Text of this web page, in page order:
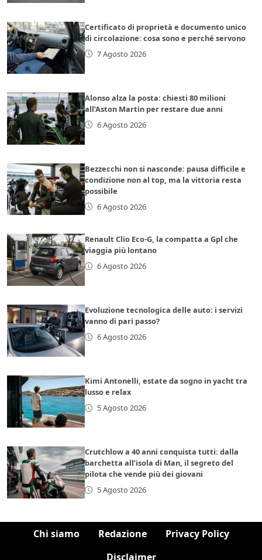
Certificato di proprietà e documento unico
di circolazione: cosa sono e perché servono
7 Agosto 2026
Alonso alza la posta: chiesti 80 milioni
all’Aston Martin per restare due anni
6 Agosto 2026
Bezzecchi non si nasconde: pausa difficile e
condizione non al top, ma la vittoria resta
possibile
6 Agosto 2026
Renault Clio Eco-G, la compatta a Gpl che
viaggia più lontano
6 Agosto 2026
Evoluzione tecnologica delle auto: i servizi
vanno di pari passo?
6 Agosto 2026
Kimi Antonelli, estate da sogno in yacht tra
lusso e relax
5 Agosto 2026
Crutchlow a 40 anni conquista tutti: dalla
barchetta all’isola di Man, il segreto del
pilota che vende più dei giovani
5 Agosto 2026
Chi siamo Redazione
Privacy Policy
Disclaimer